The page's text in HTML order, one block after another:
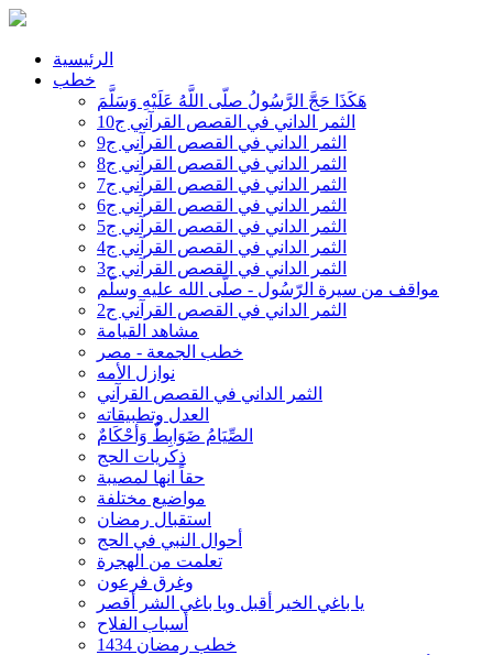
الرئيسية
خطب
هَكَذَا حَجَّ الرَّسُولُ صلّى اللَّهُ عَلَيْهِ وَسَلَّمَ
الثمر الداني في القصص القرآني ج10
الثمر الداني في القصص القرآني ج9
الثمر الداني في القصص القرآني ج8
الثمر الداني في القصص القرآني ج7
الثمر الداني في القصص القرآني ج6
الثمر الداني في القصص القرآني ج5
الثمر الداني في القصص القرآني ج4
الثمر الداني في القصص القرآني ج3
مواقف من سيرة الرّسُول - صلّى الله عليه وسلّم
الثمر الداني في القصص القرآني ج2
مشاهد القيامة
خطب الجمعة - مصر
نوازل الأمه
الثمر الداني في القصص القرآني
العدل وتطبيقاته
الصِّيَامُ ضَوَابِطٌ وَأحْكَامٌ
ذكريات الحج
حقاً انها لمصيبة
مواضيع مختلفة
استقبال رمضان
أحوال النبي في الحج
تعلمت من الهجرة
وغرق فرعون
يا باغي الخير أقبل ويا باغي الشر أقصر
أسباب الفلاح
خطب رمضان 1434